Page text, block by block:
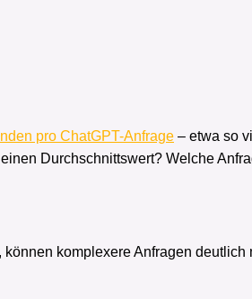
pro ChatGPT-Anfrage – etwa so
Durchschnittswert? Welche
komplexere Anfragen deutlich